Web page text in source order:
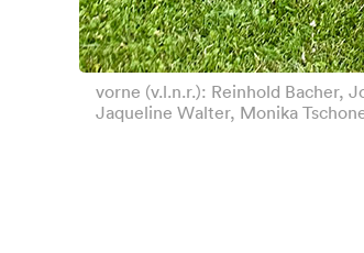
vorne (v.l.n.r.): Reinhold Bacher,
Jaqueline Walter, Monika